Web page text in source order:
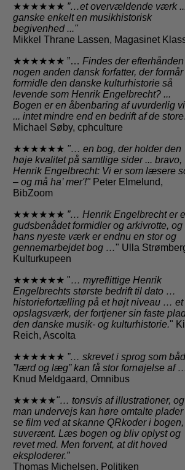
★★★★★★ ”…et overvældende værk
ganske enkelt en musikhistorisk
begivenhed ..."
Mikkel Thrane Lassen, Magasinet
★★★★★★ ”… Findes der efterhånden
nogen anden dansk forfatter, der formår
formidle den danske kulturhistorie så
levende som Henrik Engelbrecht? ...
Bogen er en åbenbaring af uvurderlig
... intet mindre end en bedrift af de store
Michael Søby, cphculture
★★★★★★ "… en bog, der holder den
høje kvalitet på samtlige sider ... bravo,
Henrik Engelbrecht: Vi er som læsere
– og må ha’ mer'!" Peter Elmelund,
BibZoom
★★★★★★ ”… Henrik Engelbrecht er
gudsbenådet formidler og arkivrotte, og
hans nyeste værk er endnu en stor og
gennemarbejdet bog …" Ulla
Kulturkupeen
★★★★★★ "… myreflittige Henrik
Engelbrechts største bedrift til dato …
historiefortælling på et højt niveau … et
opslagsværk, der fortjener sin faste
den danske musik- og kulturhistorie."
Reich, Ascolta
★★★★★★ ”… skrevet i sprog som
”lærd og læg” kan få stor fornøjelse af
Knud Meldgaard, Omnibus
★★★★★"… tonsvis af illustrationer,
man undervejs kan høre omtalte plader
se film ved at skanne QRkoder i
suverænt. Læs bogen og bliv oplyst og
revet med. Men forvent, at dit hoved
eksploderer.”
Thomas Michelsen, Politiken